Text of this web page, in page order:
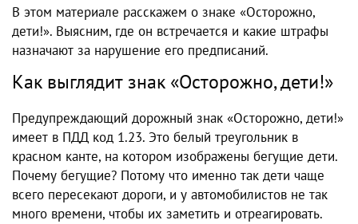
В этом материале расскажем о знаке «Осторожно,
дети!». Выясним, где он встречается и какие штрафы
назначают за нарушение его предписаний.
Как выглядит знак «Осторожно, дети!»
Предупреждающий дорожный знак «Осторожно, дети!»
имеет в ПДД код 1.23. Это белый треугольник в
красном канте, на котором изображены бегущие дети.
Почему бегущие? Потому что именно так дети чаще
всего пересекают дороги, и у автомобилистов не так
много времени, чтобы их заметить и отреагировать.